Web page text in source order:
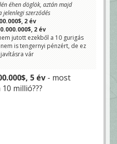
éhen döglök, aztán majd
szerződés
2 év
2 év
jutott ezekből a 10 gurigás
is tengernyi pénzért, de ez
vár
5 év - most
millió???